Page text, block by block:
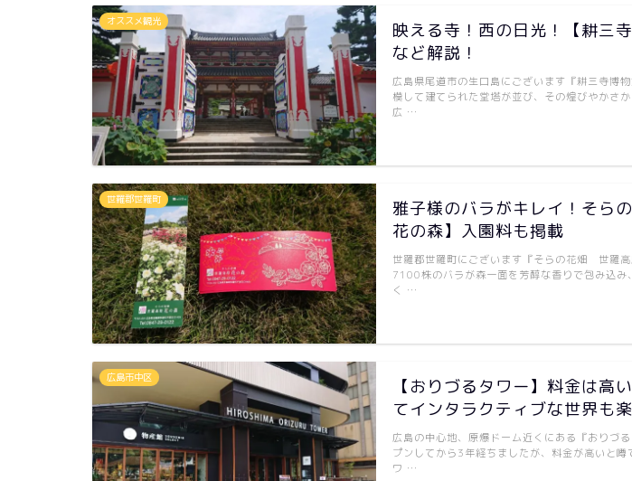
オススメ観光
映える寺！西の日光！【耕三
など解説！
広島県尾道市の生口島にございます『耕三寺博
模して建てられた堂塔が並び、その煌びやかさか
広 …
世羅郡世羅町
雅子様のバラがキレイ！そら
花の森】入園料も掲載
世羅郡世羅町にございます『そらの花畑 世羅
7100株のバラが森一面を芳醇な香りで包み込み
く …
広島市中区
【おりづるタワー】料金は高
てインタラクティブな世界も
広島の中心地、原爆ドーム近くにある『おりづ
プンしてから3年経ちましたが、料金が高いと噂
ワ …